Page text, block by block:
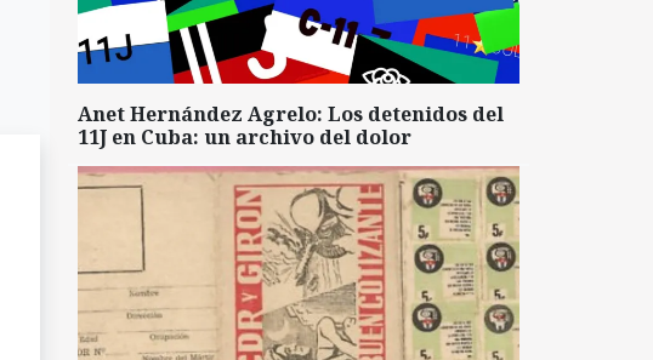
Anet Hernández Agrelo: Los detenidos del
11J en Cuba: un archivo del dolor